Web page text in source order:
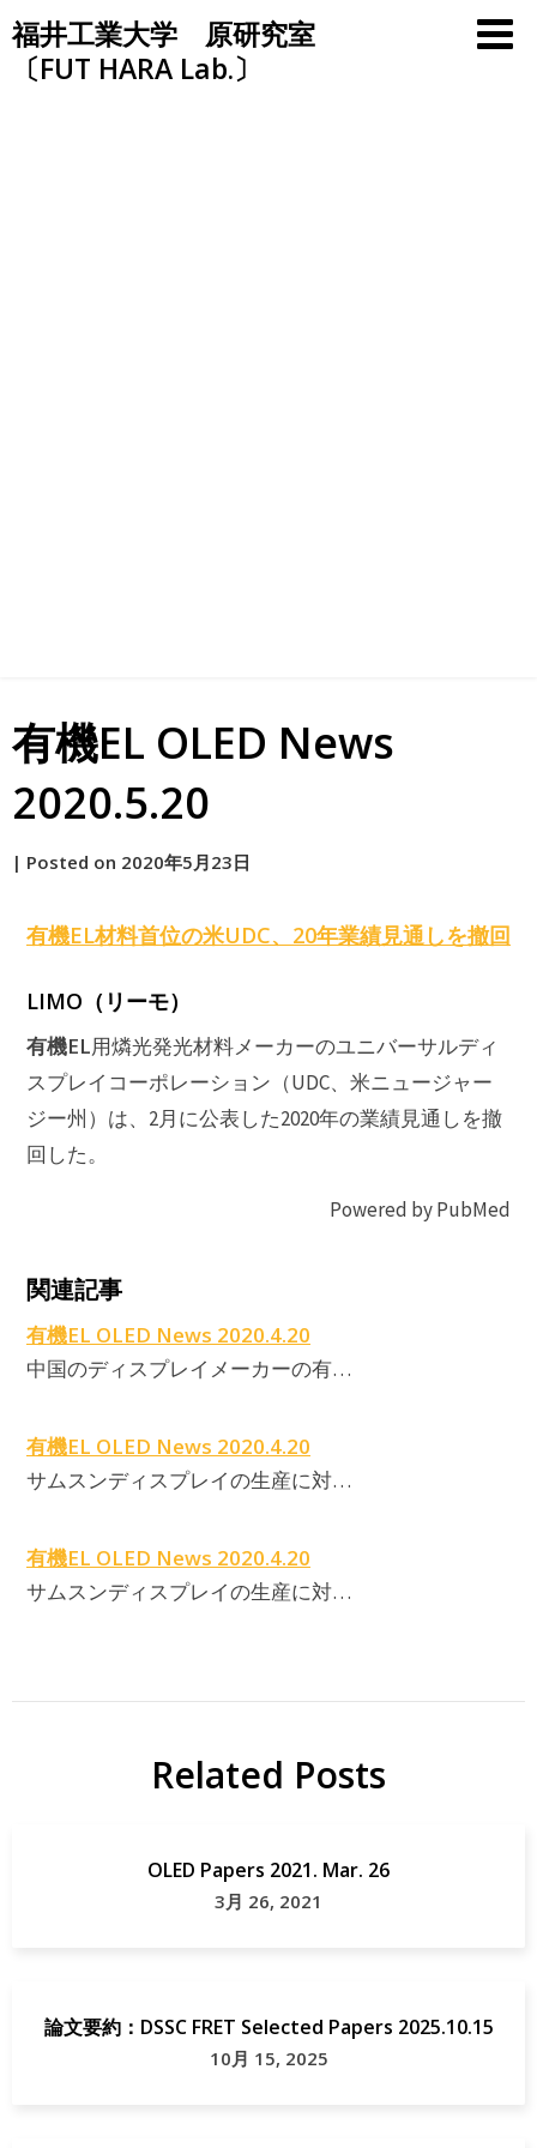
Skip
to
content
福井工業大学 原研究室
〔FUT HARA Lab.〕
有機EL OLED News
2020.5.20
by
| Posted on 2020年5月23日
有機EL材料首位の米UDC、20年業績見通しを撤回
LIMO（リーモ）
有機EL用燐光発光材料メーカーのユニバーサルディ
スプレイコーポレーション（UDC、米ニュージャー
ジー州）は、2月に公表した2020年の業績見通しを撤
回した。
Powered by PubMed
関連記事
有機EL OLED News 2020.4.20
中国のディスプレイメーカーの有…
有機EL OLED News 2020.4.20
サムスンディスプレイの生産に対…
有機EL OLED News 2020.4.20
サムスンディスプレイの生産に対…
Related Posts
OLED Papers 2021. Mar. 26
3月 26, 2021
論文要約：DSSC FRET Selected Papers 2025.10.15
10月 15, 2025